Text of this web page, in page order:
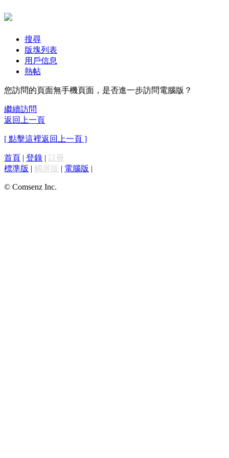
搜尋
版塊列表
用戶信息
熱帖
您訪問的頁面無手機頁面，是否進一步訪問電腦版？
繼續訪問
返回上一頁
[ 點擊這裡返回上一頁 ]
首頁 | 登錄 | 註冊
標準版 | 觸屏版 | 電腦版 |
© Comsenz Inc.